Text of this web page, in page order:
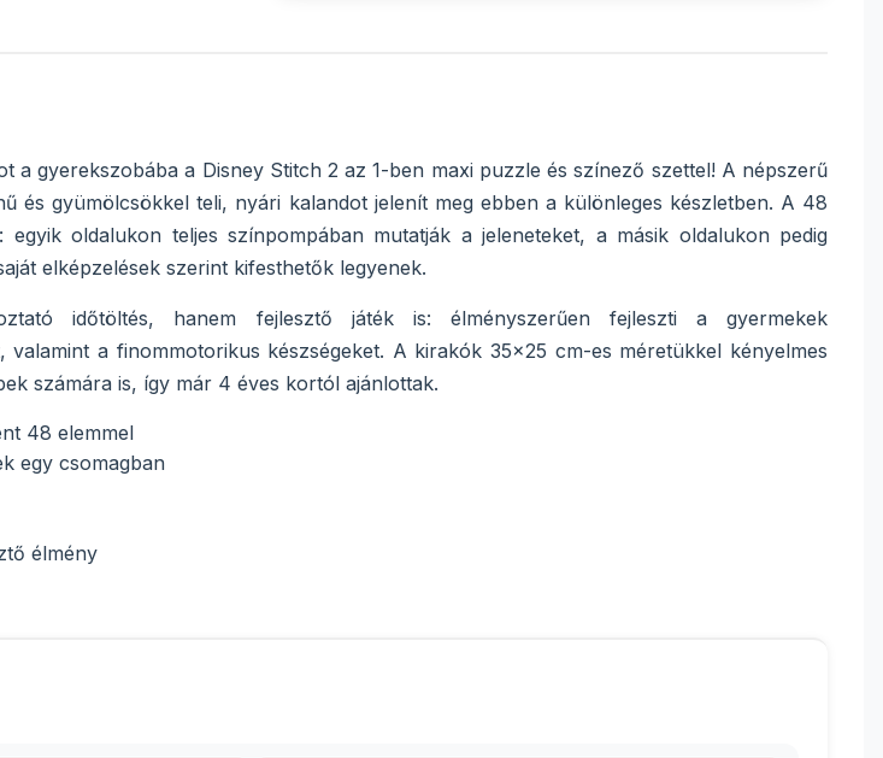
a gyerekszobába a Disney Stitch 2 az 1-ben maxi puzzle és színező szettel! A népszerű
és gyümölcsökkel teli, nyári kalandot jelenít meg ebben a különleges készletben. A 48
egyik oldalukon teljes színpompában mutatják a jeleneteket, a másik oldalukon pedig
elképzelések szerint kifesthetők legyenek.
időtöltés, hanem fejlesztő játék is: élményszerűen fejleszti a gyermekek
valamint a finommotorikus készségeket. A kirakók 35x25 cm-es méretükkel kényelmes
számára is, így már 4 éves kortól ajánlottak.
48 elemmel
egy csomagban
élmény